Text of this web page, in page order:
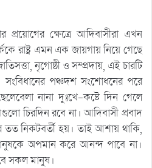
ক্ষেত্রে আদিবাসীরা এখন
রাষ্ট্র এমন এক জায়গায় নিয়ে গেছে
নৃগোষ্ঠী ও সম্প্রদায়, এই চারটি
সংবিধানের পঞ্চদশ সংশোধনের পরে
নানা দুঃখে-কষ্টে দিন গেলে
চিরদিন রবে না। আদিবাসী প্রবাদ
নিকটবর্তী হয়। তাই আশায় থাকি,
অপমান করে আনন্দ পাবে না।
সকল মানুষ।